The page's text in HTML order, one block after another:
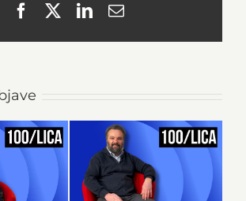
FacebookLinkedIn
Email